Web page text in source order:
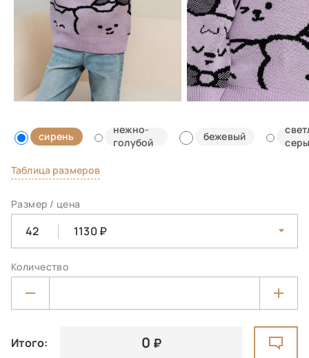
сирень
нежно-
голубой
бежевый
Таблица размеров
Размер / цена
42 1130
Количество
Итого: 0